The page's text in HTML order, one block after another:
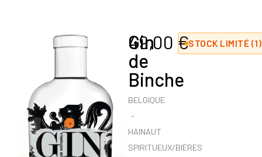
Gin
de
Binche
BELGIQUE
HAINAUT
SPIRITUEUX/BIÈRES
49,00 €STOCK LIMITÉ (1)